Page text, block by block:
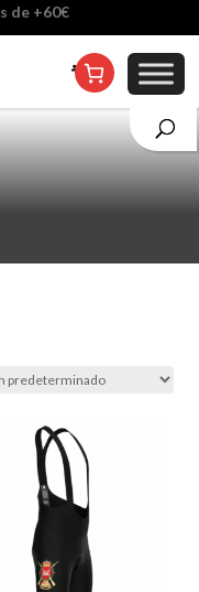
en personalizados